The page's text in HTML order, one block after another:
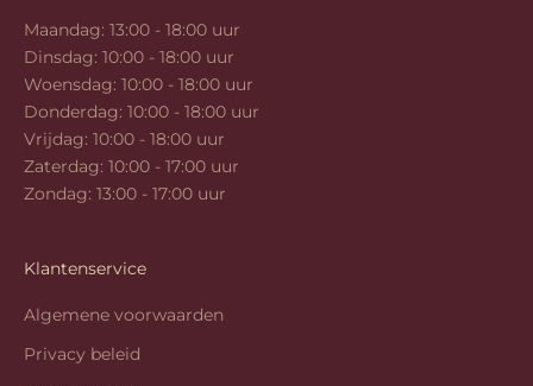
Maandag: 13:00 - 18:00 uur
Dinsdag: 10:00 - 18:00 uur
Woensdag: 10:00 - 18:00 uur
Donderdag: 10:00 - 18:00 uur
Vrijdag: 10:00 - 18:00 uur
Zaterdag: 10:00 - 17:00 uur
Zondag: 13:00 - 17:00 uur
Klantenservice
Algemene voorwaarden
Privacy beleid